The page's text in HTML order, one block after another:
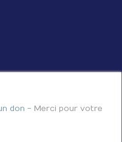
don - Merci pour votre